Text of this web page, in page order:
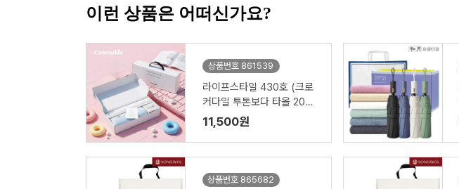
이런 상품은 어떠신가요?
상품번호 861539
라이프스타일 430호 (크로
커다일 투톤보다 타올 200
g+심플 타올 150g)
11,500원
상품번호 865682